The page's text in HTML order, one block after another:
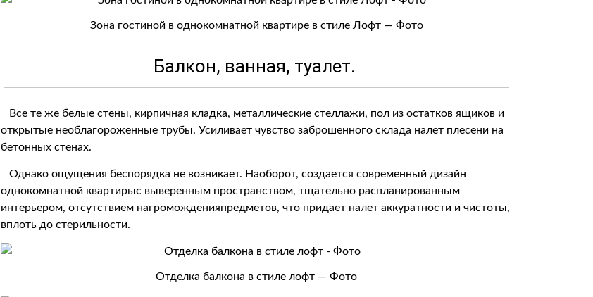
Зона гостиной в однокомнатной квартире в стиле Лофт — Фото
Балкон, ванная, туалет.
Все те же белые стены, кирпичная кладка, металлические стеллажи, пол из остатков ящиков и
открытые необлагороженные трубы. Усиливает чувство заброшенного склада налет плесени на
бетонных стенах.
Однако ощущения беспорядка не возникает. Наоборот, создается современный дизайн
однокомнатной квартирыс выверенным пространством, тщательно распланированным
интерьером, отсутствием нагроможденияпредметов, что придает налет аккуратности и чистоты,
вплоть до стерильности.
Отделка балкона в стиле лофт — Фото